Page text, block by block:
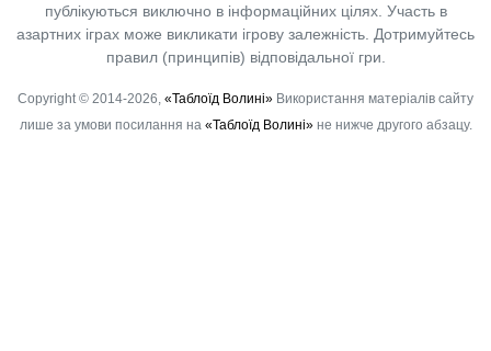
публікуються виключно в інформаційних цілях. Участь в
азартних іграх може викликати ігрову залежність. Дотримуйтесь
правил (принципів) відповідальної гри.
Copyright © 2014-2026, «Таблоїд Волині» Використання матеріалів сайту
лише за умови посилання на «Таблоїд Волині»не нижче другого абзацу.